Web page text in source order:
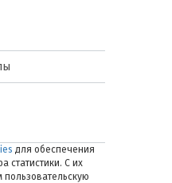
для обеспечения
статистики. С их